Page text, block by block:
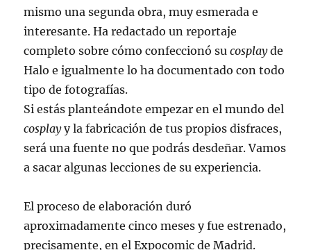
mismo una segunda obra, muy esmerada e
interesante. Ha redactado un reportaje
completo sobre cómo confeccionó sucosplayde
Halo e igualmente lo ha documentado con todo
tipo de fotografías.
Si estás planteándote empezar en el mundo del
cosplayy la fabricación de tus propios disfraces,
será una fuente no que podrás desdeñar. Vamos
a sacar algunas lecciones de su experiencia.
El proceso de elaboración duró
aproximadamente cinco meses y fue estrenado,
precisamente, en el Expocomic de Madrid.